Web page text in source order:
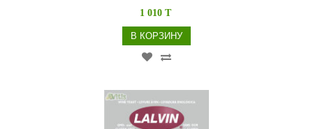
1 010 T
В КОРЗИНУ